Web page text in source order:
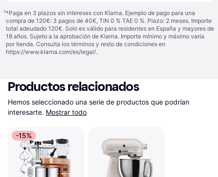
¹*Paga en 3 plazos sin intereses con Klarna. Ejemplo de pago para una
compra de 120€: 3 pagos de 40€, TIN 0 % TAE 0 %. Plazo: 2 meses. Importe
total adeudado 120€. Solo es válido para residentes en España y mayores de
18 años. Sujeto a la aprobación de Klarna. Importe mínimo y máximo varía
por tienda. Consulta los términos y resto de condiciones en
https://www.klarna.com/es/legal/.
Productos relacionados
Hemos seleccionado una serie de productos que podrían
interesarte. Mostrar todo
-15%